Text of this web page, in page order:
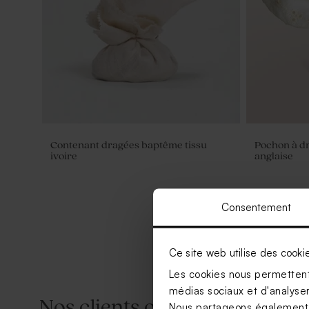
Consentement
Ce site web utilise des
Les cookies nous
médias sociaux et
Contenant dragées baptême tissu
ivoire
Pochon à
anglaise